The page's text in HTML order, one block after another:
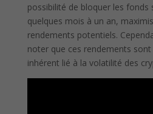
possibilité de bloquer les fonds
quelques mois à un an,
rendements potentiels.
noter que ces rendements sont
inhérent lié à la volatilité des